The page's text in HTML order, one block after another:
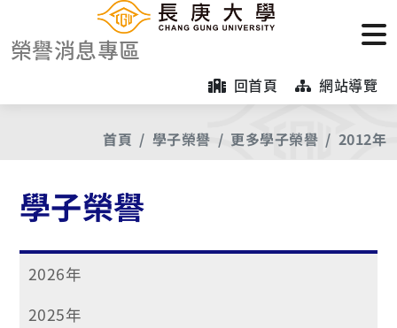
榮譽消息專區
回首頁 網站導覽
首頁 學子榮譽 更多學子榮譽 2012年
學子榮譽
2026年
2025年